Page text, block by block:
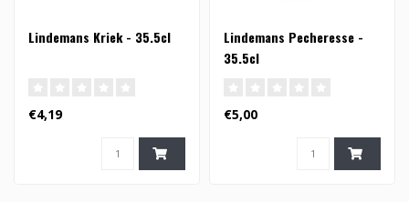
Lindemans Kriek - 35.5cl
€4,19
Lindemans Pecheresse -
35.5cl
€5,00